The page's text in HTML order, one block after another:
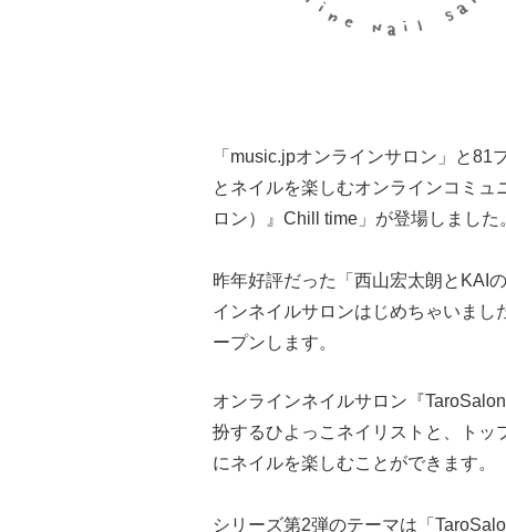
「music.jpオンラインサロン」と81
とネイルを楽しむオンラインコミ
ロン）』Chill time」が登場しました
昨年好評だった「西山宏太朗とKAI
インネイルサロンはじめちゃいま
ープンします。
オンラインネイルサロン『
扮するひよっこネイリストと、トッ
にネイルを楽しむことができます。
シリーズ第2弾のテーマは「